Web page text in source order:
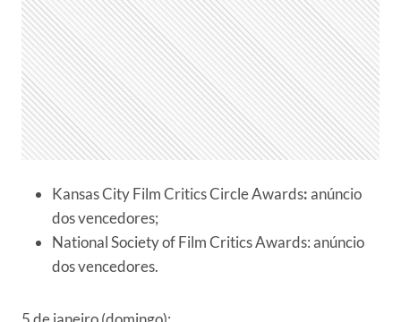
Kansas City Film Critics Circle Awards:anúncio
dos vencedores;
National Society of Film Critics Awards: anúncio
dos vencedores.